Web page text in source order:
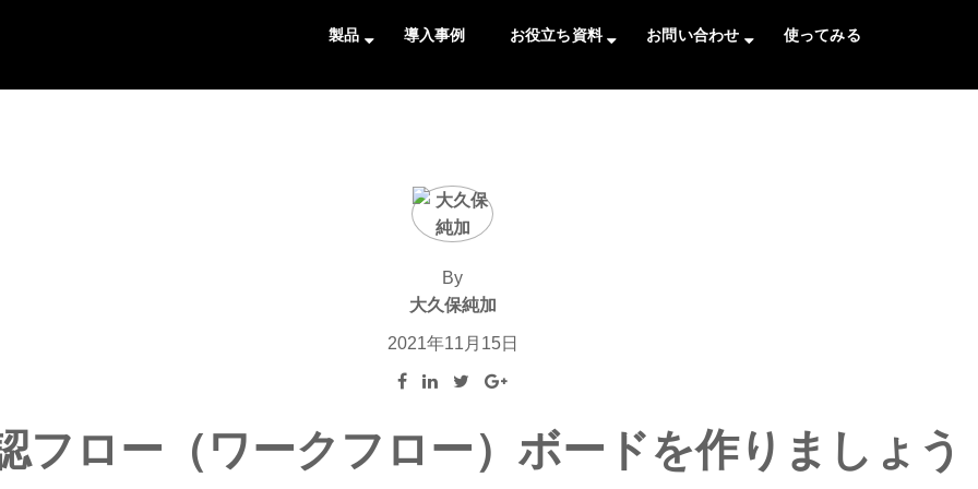
製品 導入事例 お役立ち資料 お問い合わせ 使ってみる
By
大久保純加
2021年11月15日
フロー（ワークフロー）ボードを作りましょう